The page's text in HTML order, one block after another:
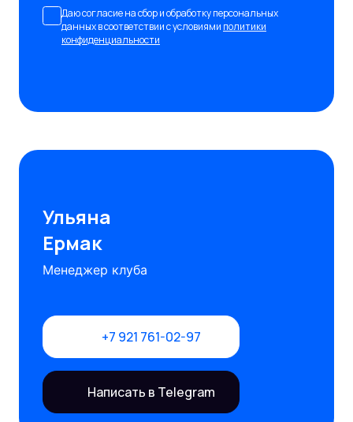
Ульяна
Ермак
Менеджер клуба
+7 921 761-02-97
Написать в Telegram
Даю согласие на сбор и обработку персональных
данных в соответствии с условиями политики
конфиденциальности